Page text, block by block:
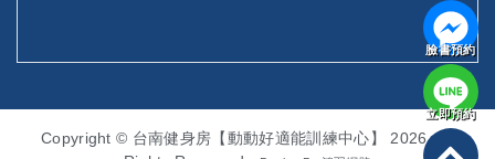
Copyright © 台南健身房【動動好適能訓練中心】 2026. All
臉書預約
立即預約